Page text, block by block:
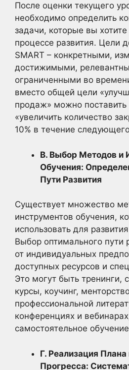
После оценки текущего
необходимо определить
задачи, которые вы
процессе развития. Цели
SMART – конкретными,
достижимыми,
ограниченными во
вместо общей цели
продаж» можно поставить
«увеличить количество
10% в течение
В. Выбор Методов и
Обучения:
Пути Развития
Существует множество
инструментов обучения,
использовать для
Выбор оптимального пути
от индивидуальных
доступных ресурсов и
Это могут быть тренинги,
курсы, коучинг,
профессиональной
конференциях и
самостоятельное
Г. Реализация
Прогресса: